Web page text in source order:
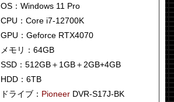
OS：Windows 11 Pro
CPU：Core i7-12700K
GPU：Geforce RTX4070
メモリ：64GB
SSD：512GB＋1GB＋2GB+4GB
HDD：6TB
ドライブ： Pioneer DVR-S17J-BK